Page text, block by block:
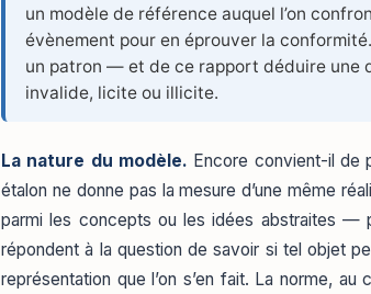
un modèle de référence auquel l’on
évènement pour en éprouver la
un patron — et de ce rapport déduire une
invalide, licite ou illicite.
La nature du modèle. Encore convient-il de
étalon ne donne pas la mesure d’une même
parmi les concepts ou les idées abstraites —
répondent à la question de savoir si tel objet
représentation que l’on s’en fait. La norme,